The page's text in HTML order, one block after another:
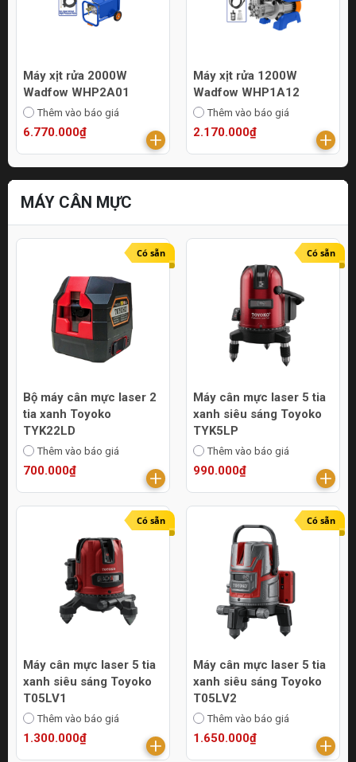
Máy xịt rửa 2000W
Wadfow WHP2A01
Thêm vào báo giá
6.770.000₫
Máy xịt rửa 1200W
Wadfow WHP1A12
Thêm vào báo giá
2.170.000₫
MÁY CÂN MỰC
Có sẵn
Bộ máy cân mực laser 2
tia xanh Toyoko
TYK22LD
Thêm vào báo giá
700.000₫
Có sẵn
Máy cân mực laser 5 tia
xanh siêu sáng Toyoko
TYK5LP
Thêm vào báo giá
990.000₫
Có sẵn
Máy cân mực laser 5 tia
xanh siêu sáng Toyoko
T05LV1
Thêm vào báo giá
1.300.000₫
Có sẵn
Máy cân mực laser 5 tia
xanh siêu sáng Toyoko
T05LV2
Thêm vào báo giá
1.650.000₫